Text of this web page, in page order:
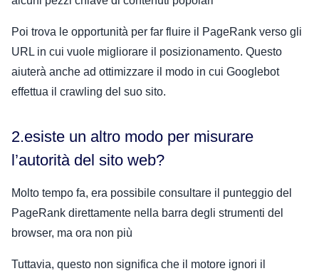
Poi trova le opportunità per far fluire il PageRank verso gli
URL in cui vuole migliorare il posizionamento. Questo
aiuterà anche ad ottimizzare il modo in cui Googlebot
effettua il crawling del suo sito.
2.esiste un altro modo per misurare
l’autorità del sito web?
Molto tempo fa, era possibile consultare il punteggio del
PageRank direttamente nella barra degli strumenti del
browser, ma ora non più
Tuttavia, questo non significa che il motore ignori il